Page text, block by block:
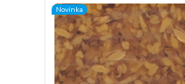
Novinka